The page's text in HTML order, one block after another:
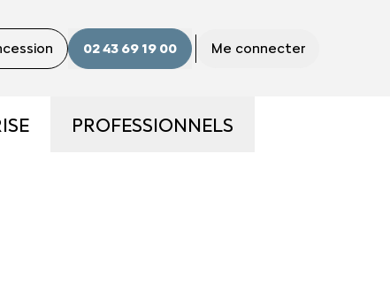
02 43 69 19 00 Me connecter
PROFESSIONNELS